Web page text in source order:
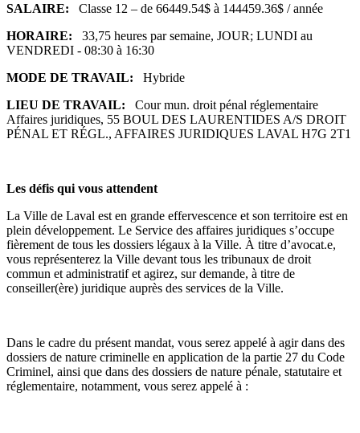
SALAIRE: Classe 12 – de 66449.54$ à 144459.36$ / année
HORAIRE: 33,75 heures par semaine, JOUR; LUNDI au
VENDREDI - 08:30 à 16:30
MODE DE TRAVAIL: Hybride
LIEU DE TRAVAIL: Cour mun. droit pénal réglementaire
Affaires juridiques, 55 BOUL DES LAURENTIDES A/S DROIT
PÉNAL ET RÉGL., AFFAIRES JURIDIQUES LAVAL H7G 2T1
Les défis qui vous attendent
La Ville de Laval est en grande effervescence et son territoire est en
plein développement. Le Service des affaires juridiques s’occupe
fièrement de tous les dossiers légaux à la Ville. À titre d’avocat.e,
vous représenterez la Ville devant tous les tribunaux de droit
commun et administratif et agirez, sur demande, à titre de
conseiller(ère) juridique auprès des services de la Ville.
Dans le cadre du présent mandat, vous serez appelé à agir dans des
dossiers de nature criminelle en application de la partie 27 du Code
Criminel, ainsi que dans des dossiers de nature pénale, statutaire et
réglementaire, notamment, vous serez appelé à :